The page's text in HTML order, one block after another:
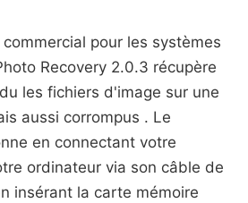
pour les systèmes
Recovery 2.0.3 récupère
les fichiers d'image sur une
aussi corrompus . Le
en connectant votre
ordinateur via son câble de
insérant la carte mémoire